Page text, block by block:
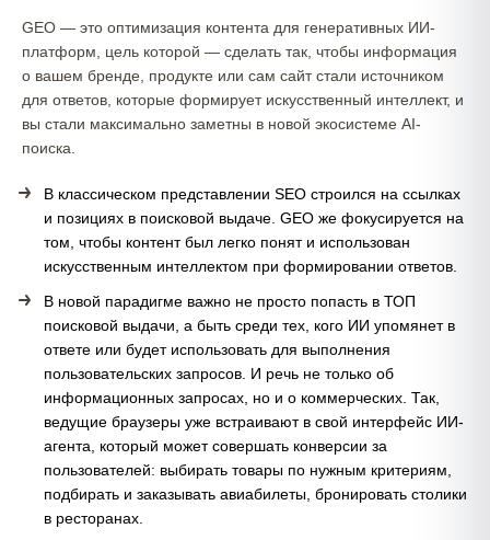
GEO — это оптимизация контента для генеративных ИИ-
платформ, цель которой — сделать так, чтобы информация
о вашем бренде, продукте или сам сайт стали источником
для ответов, которые формирует искусственный интеллект, и
вы стали максимально заметны в новой экосистеме AI-
поиска.
В классическом представлении SEO строился на ссылках
и позициях в поисковой выдаче. GEO же фокусируется на
том, чтобы контент был легко понят и использован
искусственным интеллектом при формировании ответов.
В новой парадигме важно не просто попасть в ТОП
поисковой выдачи, а быть среди тех, кого ИИ упомянет в
ответе или будет использовать для выполнения
пользовательских запросов. И речь не только об
информационных запросах, но и о коммерческих. Так,
ведущие браузеры уже встраивают в свой интерфейс ИИ-
агента, который может совершать конверсии за
пользователей: выбирать товары по нужным критериям,
подбирать и заказывать авиабилеты, бронировать столики
в ресторанах.